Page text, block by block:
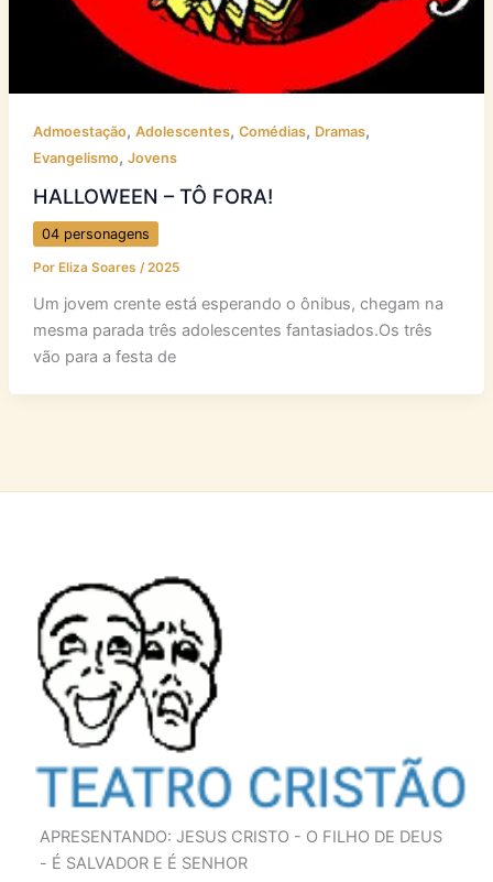
Admoestação, Adolescentes, Comédias, Dramas,
Evangelismo, Jovens
HALLOWEEN – TÔ FORA!
04 personagens
Por Eliza Soares /2025
Um jovem crente está esperando o ônibus, chegam na
mesma parada três adolescentes fantasiados.Os três
vão para a festa de
APRESENTANDO: JESUS CRISTO - O FILHO DE DEUS
- É SALVADOR E É SENHOR